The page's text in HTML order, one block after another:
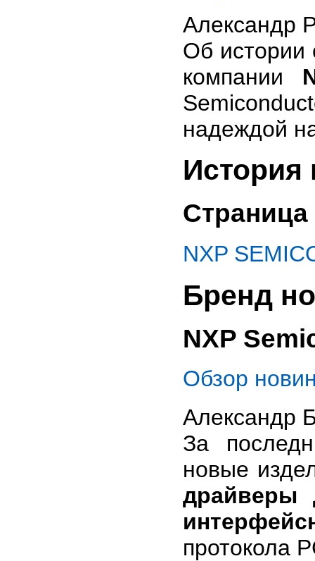
Александр
Об истории
компании
надеждой
История
Страница
NXP
Бренд
NXP
Обзор
Александр
За
новые
драйверы
протокола